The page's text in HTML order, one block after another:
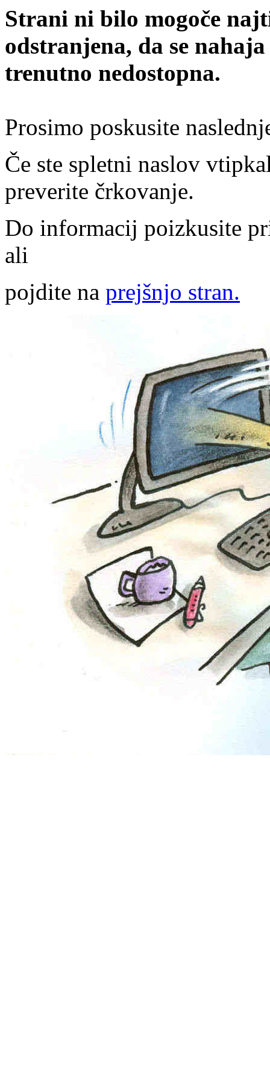
Strani ni bilo mogoče
odstranjena, da se
trenutno nedostopna.
Prosimo poskusite
Če ste spletni naslov
preverite črkovanje.
Do informacij poizkusite
ali
pojdite na prejšnjo stran.